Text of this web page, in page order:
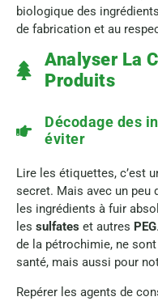
biologique des
de fabrication et au
Analyser La
Produits
Décodage des
éviter
Lire les étiquettes, c’est
secret. Mais avec un peu
les ingrédients à fuir
les sulfates et autres PEG
de la pétrochimie, ne
santé, mais aussi pour
Repérer les agents de